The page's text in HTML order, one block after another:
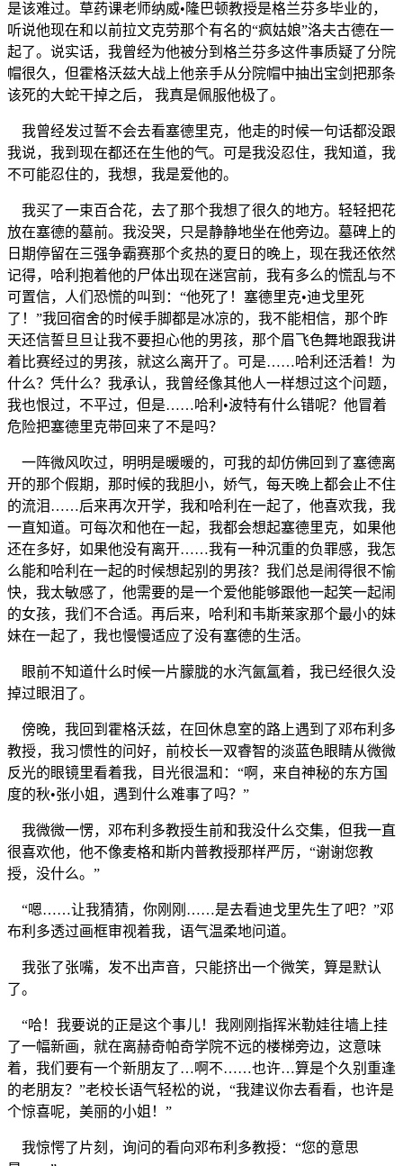
是该难过。草药课老师纳威•隆巴顿教授是格兰芬多毕业的，
听说他现在和以前拉文克劳那个有名的“疯姑娘”洛夫古德在一
起了。说实话，我曾经为他被分到格兰芬多这件事质疑了分院
帽很久，但霍格沃兹大战上他亲手从分院帽中抽出宝剑把那条
该死的大蛇干掉之后， 我真是佩服他极了。
我曾经发过誓不会去看塞德里克，他走的时候一句话都没跟
我说，我到现在都还在生他的气。可是我没忍住，我知道，我
不可能忍住的，我想，我是爱他的。
我买了一束百合花，去了那个我想了很久的地方。轻轻把花
放在塞德的墓前。我没哭，只是静静地坐在他旁边。墓碑上的
日期停留在三强争霸赛那个炙热的夏日的晚上，现在我还依然
记得，哈利抱着他的尸体出现在迷宫前，我有多么的慌乱与不
可置信，人们恐慌的叫到：“他死了！塞德里克•迪戈里死
了！”我回宿舍的时候手脚都是冰凉的，我不能相信，那个昨
天还信誓旦旦让我不要担心他的男孩，那个眉飞色舞地跟我讲
着比赛经过的男孩，就这么离开了。可是……哈利还活着！为
什么？凭什么？我承认，我曾经像其他人一样想过这个问题，
我也恨过，不平过，但是……哈利•波特有什么错呢？他冒着
危险把塞德里克带回来了不是吗？
一阵微风吹过，明明是暖暖的，可我的却仿佛回到了塞德离
开的那个假期，那时候的我胆小，娇气，每天晚上都会止不住
的流泪……后来再次开学，我和哈利在一起了，他喜欢我，我
一直知道。可每次和他在一起，我都会想起塞德里克，如果他
还在多好，如果他没有离开……我有一种沉重的负罪感，我怎
么能和哈利在一起的时候想起别的男孩？我们总是闹得很不愉
快，我太敏感了，他需要的是一个爱他能够跟他一起笑一起闹
的女孩，我们不合适。再后来，哈利和韦斯莱家那个最小的妹
妹在一起了，我也慢慢适应了没有塞德的生活。
眼前不知道什么时候一片朦胧的水汽氤氲着，我已经很久没
掉过眼泪了。
傍晚，我回到霍格沃兹，在回休息室的路上遇到了邓布利多
教授，我习惯性的问好，前校长一双睿智的淡蓝色眼睛从微微
反光的眼镜里看着我，目光很温和：“啊，来自神秘的东方国
度的秋•张小姐，遇到什么难事了吗？”
我微微一愣，邓布利多教授生前和我没什么交集，但我一直
很喜欢他，他不像麦格和斯内普教授那样严厉，“谢谢您教
授，没什么。”
“嗯……让我猜猜，你刚刚……是去看迪戈里先生了吧？”邓
布利多透过画框审视着我，语气温柔地问道。
我张了张嘴，发不出声音，只能挤出一个微笑，算是默认
了。
“哈！我要说的正是这个事儿！我刚刚指挥米勒娃往墙上挂
了一幅新画，就在离赫奇帕奇学院不远的楼梯旁边，这意味
着，我们要有一个新朋友了…啊不……也许…算是个久别重逢
的老朋友？”老校长语气轻松的说，“我建议你去看看，也许是
个惊喜呢，美丽的小姐！”
我惊愕了片刻，询问的看向邓布利多教授：“您的意思